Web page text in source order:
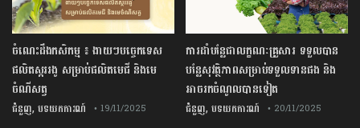
ការដាំបន្លែជាលក្ខណៈគ្រួសារ ទទួលបាន
បន្លែសុវត្ថិភាពសម្រាប់ទទួលទានផង និង
អាចរកចំណូលបានទៀត
ជំនួញ,បទយកការណ៍ • 20/11/2025
ចំណេះដឹងកសិកម្ម ៖ ងាយៗបច្ចេកទេស
ផលិតស្កររងូ សម្រាប់ផលិតមេជី និងមេ
ចំណីសត្វ
ជំនួញ,បទយកការណ៍ • 19/11/2025